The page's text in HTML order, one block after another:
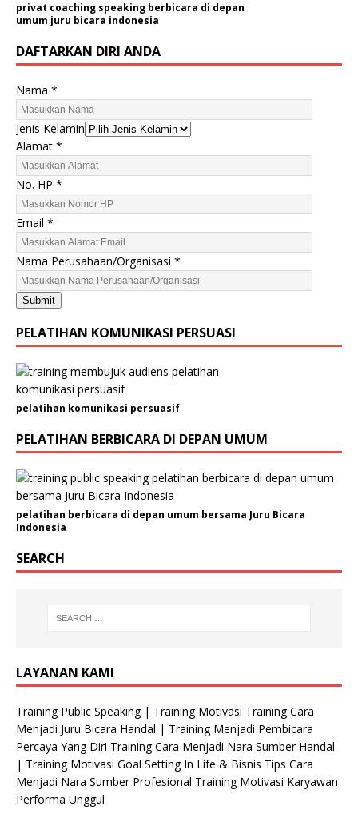
privat coaching speaking berbicara di depan
umum juru bicara indonesia
DAFTARKAN DIRI ANDA
Nama *
Jenis Kelamin
Alamat *
N
a
m
a
K
e
l
a
m
i
n
A
l
a
m
a
t
No. HP *
Email *
Nama Perusahaan/Organisasi *
Submit
PELATIHAN KOMUNIKASI PERSUASI
pelatihan komunikasi persuasif
PELATIHAN BERBICARA DI DEPAN UMUM
pelatihan berbicara di depan umum bersama Juru Bicara
Indonesia
SEARCH
LAYANAN KAMI
Training Public Speaking | Training Motivasi Training Cara
Menjadi Juru Bicara Handal | Training Menjadi Pembicara
Percaya Yang Diri Training Cara Menjadi Nara Sumber Handal
| Training Motivasi Goal Setting In Life & Bisnis Tips Cara
Menjadi Nara Sumber Profesional Training Motivasi Karyawan
Performa Unggul